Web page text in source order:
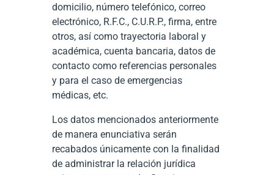
domicilio, número telefónico, correo
electrónico, R.F.C., C.U.R.P., firma, entre
otros, así como trayectoria laboral y
académica, cuenta bancaria, datos de
contacto como referencias personales
y para el caso de emergencias
médicas, etc.
Los datos mencionados anteriormente
de manera enunciativa serán
recabados únicamente con la finalidad
de administrar la relación jurídica